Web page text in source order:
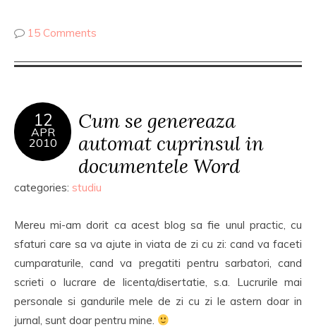
15 Comments
12
APR
2010
Cum se genereaza
automat cuprinsul in
documentele Word
categories: studiu
Mereu mi-am dorit ca acest blog sa fie unul practic, cu
sfaturi care sa va ajute in viata de zi cu zi: cand va faceti
cumparaturile, cand va pregatiti pentru sarbatori, cand
scrieti o lucrare de licenta/disertatie, s.a. Lucrurile mai
personale si gandurile mele de zi cu zi le astern doar in
jurnal, sunt doar pentru mine.